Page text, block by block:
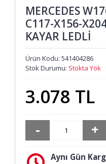
MERCEDES
C117-X156-
KAYAR LEDLİ
Ürün Kodu: 541404286
Stok Durumu: Stokta Yok
3.078 TL
- +
Aynı Gün